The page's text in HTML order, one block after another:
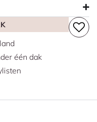
romantisch detail,
op sierlijke wijze
en verfijning
één dak